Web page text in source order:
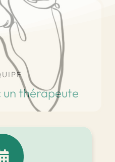
un thérapeute